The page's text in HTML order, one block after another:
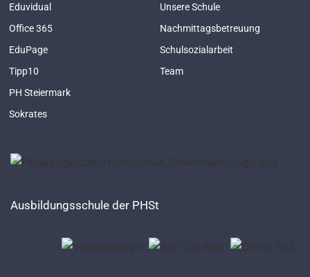
Eduvidual
Office 365
EduPage
Tipp10
PH Steiermark
Sokrates
Unsere Schule
Nachmittagsbetreuung
Schulsozialarbeit
Team
Ausbildungsschule der PHSt